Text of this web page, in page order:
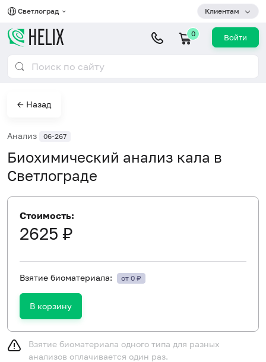
Светлоград Клиентам
0 Войти
← Назад
Анализ 06-267
Биохимический анализ кала в
Светлограде
Стоимость:
2625 ₽
Взятие биоматериала: от 0 ₽
В корзину
Взятие биоматериала одного типа для разных
анализов оплачивается один раз.